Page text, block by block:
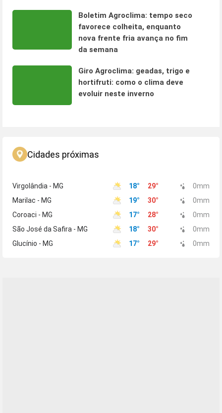
Boletim Agroclima: tempo seco
favorece colheita, enquanto
nova frente fria avança no fim
da semana
Giro Agroclima: geadas, trigo e
hortifruti: como o clima deve
evoluir neste inverno
Cidades próximas
Virgolândia - MG 18° 29° 0mm
Marilac - MG
19° 30° 0mm
Coroaci - MG
17° 28° 0mm
São José da Safira - MG
18° 30° 0mm
Glucínio - MG
17° 29° 0mm